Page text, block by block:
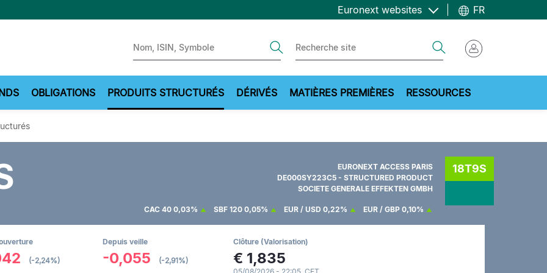
Euronext websites FR
OBLIGATIONS PRODUITS STRUCTURÉS DÉRIVÉS MATIÈRES PREMIÈRES RESSOURCES
EURONEXT ACCESS PARIS
DE000SY223C5 - STRUCTURED PRODUCT
SOCIETE GENERALE EFFEKTEN GMBH
18T9S
CAC 40 0,03% SBF 120 0,05% EUR / USD 0,22% EUR / GBP 0,10%
(-2,24%)
Depuis veille
-0,055 (-2,91%)
Clôture (Valorisation)
€ 1,835